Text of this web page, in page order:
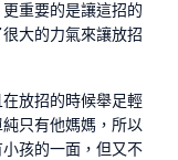
重要的是讓這招的
大的力氣來讓放招
在放招的時候舉足輕
只有他媽媽，所以
孩的一面，但又不